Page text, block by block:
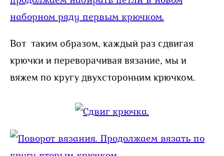
Вот таким образом, каждый раз сдвигая
крючки и переворачивая вязание, мы и
вяжем по кругу двухсторонним крючком.